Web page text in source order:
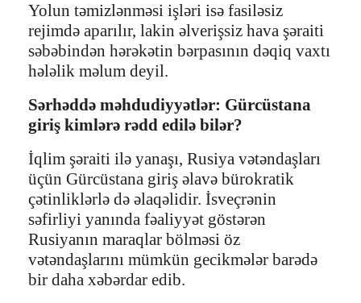
Yolun təmizlənməsi işləri isə fasiləsiz
rejimdə aparılır, lakin əlverişsiz hava şəraiti
səbəbindən hərəkətin bərpasının dəqiq vaxtı
hələlik məlum deyil.
Sərhəddə məhdudiyyətlər: Gürcüstana
giriş kimlərə rədd edilə bilər?
İqlim şəraiti ilə yanaşı, Rusiya vətəndaşları
üçün Gürcüstana giriş əlavə bürokratik
çətinliklərlə də əlaqəlidir. İsveçrənin
səfirliyi yanında fəaliyyət göstərən
Rusiyanın maraqlar bölməsi öz
vətəndaşlarını mümkün gecikmələr barədə
bir daha xəbərdar edib.